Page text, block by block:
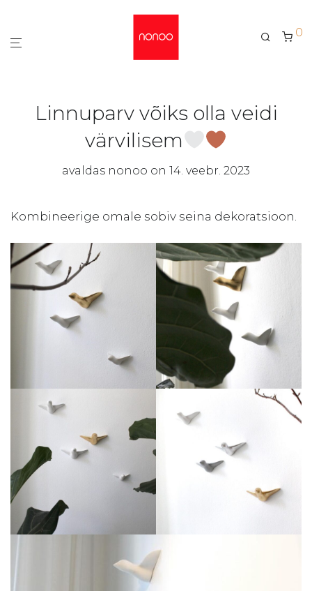
0
Linnuparv võiks olla veidi
värvilisem
avaldas nonoo on 14. veebr. 2023
Kombineerige omale sobiv seina dekoratsioon.